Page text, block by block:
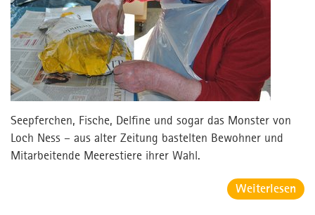
Seepferchen, Fische, Delfine und sogar das Monster von
Loch Ness – aus alter Zeitung bastelten Bewohner und
Mitarbeitende Meerestiere ihrer Wahl.
Weiterlesen